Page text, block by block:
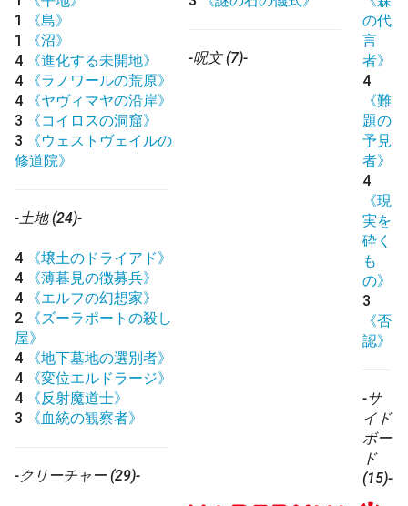
1
《島》
1
《沼》
4
《進化する未開地》
4
《ラノワールの荒原》
4
《ヤヴィマヤの沿岸》
3
《コイロスの洞窟》
3
《ウェストヴェイルの
修道院》
-土地 (24)-
4
《壌土のドライアド》
4
《薄暮見の徴募兵》
4
《エルフの幻想家》
2
《ズーラポートの殺し
屋》
4
《地下墓地の選別者》
4
《変位エルドラージ》
4
《反射魔道士》
3
《血統の観察者》
-クリーチャー (29)-
-呪文 (7)-
の代
言
者》
4
《難
題の
予見
者》
4
《現
実を
砕く
も
の》
3
《否
認》
-サ
イド
ボー
ド
(15)-